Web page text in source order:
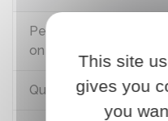
Peut-on se faire
on rate ou annule son
Quels sont les objets
This site
gives you
you